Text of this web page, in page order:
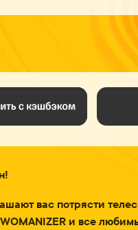
вас потрясти
и все